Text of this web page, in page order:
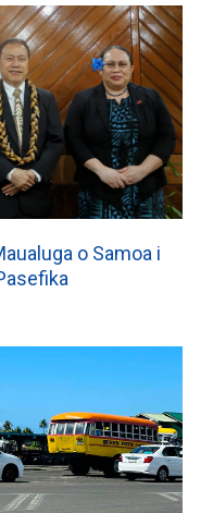
o Samoa i